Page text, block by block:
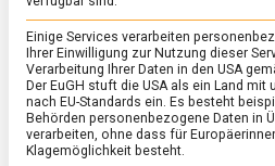
ERNÄHRUNG & GESUNDHEIT /
Die Kunst des
Future 50 Foods
Einige Services verarbeiten
Ihrer Einwilligung zur Nutzung dieser
Verarbeitung Ihrer Daten in den USA
Der EuGH stuft die USA als ein Land
nach EU-Standards ein. Es besteht
Behörden personenbezogene Daten in
verarbeiten, ohne dass für
Klagemöglichkeit besteht.